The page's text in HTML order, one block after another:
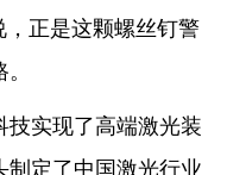
，正是这颗螺丝钉警
实现了高端激光装
制定了中国激光行业